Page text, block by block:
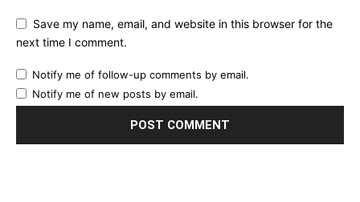
Save my name, email, and website in this browser for the
next time I comment.
Notify me of follow-up comments by email.
Notify me of new posts by email.